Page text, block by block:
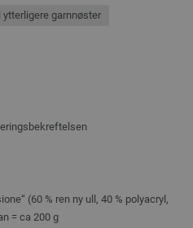
ytterligere garnnøster
(60 % ren ny ull, 40 % polyacryl,
= ca 200 g